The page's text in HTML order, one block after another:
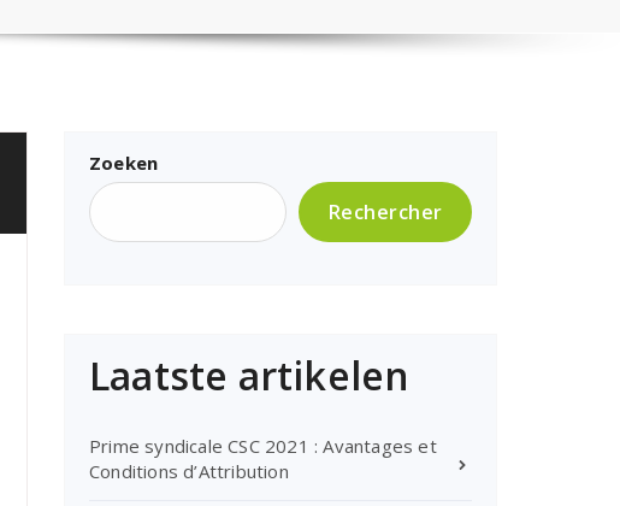
Zoeken
Rechercher
Laatste artikelen
Prime syndicale CSC 2021 : Avantages et
Conditions d’Attribution